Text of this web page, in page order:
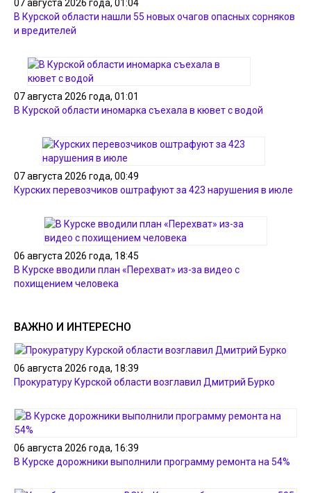
07 августа 2026 года, 01:04
В Курской области нашли 55 новых очагов опасных сорняков
и вредителей
07 августа 2026 года, 01:01
В Курской области иномарка съехала в кювет с водой
07 августа 2026 года, 00:49
Курских перевозчиков оштрафуют за 423 нарушения в июле
06 августа 2026 года, 18:45
В Курске вводили план «Перехват» из-за видео с
похищением человека
ВАЖНО И ИНТЕРЕСНО
06 августа 2026 года, 18:39
Прокуратуру Курской области возглавил Дмитрий Бурко
06 августа 2026 года, 16:39
В Курске дорожники выполнили программу ремонта на 54%